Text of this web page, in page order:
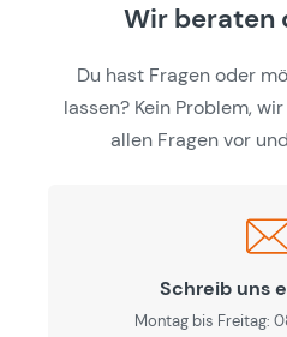
Wir beraten
Du hast Fragen oder
lassen? Kein Problem,
allen Fragen vor
Schreib uns
Montag bis Freitag: